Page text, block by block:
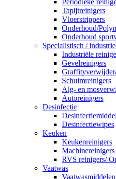
Tapijtreinigers
Vloerstrippers
Onderhoud/
Onderhoud
Specialistisch /
Industriële
Gevelreinigers
Schuimreinigers
Alg- en
Autoreinigers
Desinfectie
Desinfectiewipes
Keuken
Keukenreinigers
Machinereinigers
RVS reinigers/
Vaatwas
Vaatwasmiddelen